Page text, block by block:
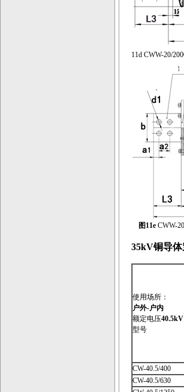
11d CWW-20/
图11eCWW-
35kV铜导
使用场所：
户外-户内
额定电压40.5kV
型号
CW-40.5/400
CW-40.5/630